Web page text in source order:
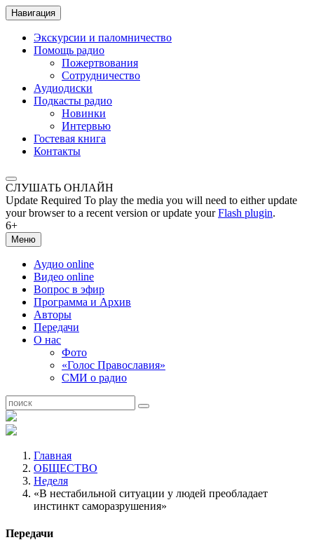
Навигация
Экскурсии и паломничество
Помощь радио
Пожертвования
Сотрудничество
Аудиодиски
Подкасты радио
Новинки
Интервью
Гостевая книга
Контакты
СЛУШАТЬ ОНЛАЙН
Update Required To play the media you will need to either update
your browser to a recent version or update yourFlash plugin.
6+
Меню
Аудио online
Видео online
Вопрос в эфир
Программа и Архив
Авторы
Передачи
О нас
Фото
«Голос Православия»
СМИ о радио
Главная
ОБЩЕСТВО
Неделя
«В нестабильной ситуации у людей преобладает
инстинкт саморазрушения»
Передачи